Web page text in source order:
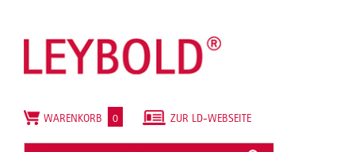
ZUR LD-WEBSEITE
WARENKORB 0